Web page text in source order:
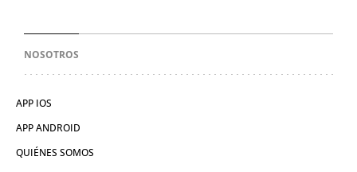
NOSOTROS
APP IOS
APP ANDROID
QUIÉNES SOMOS